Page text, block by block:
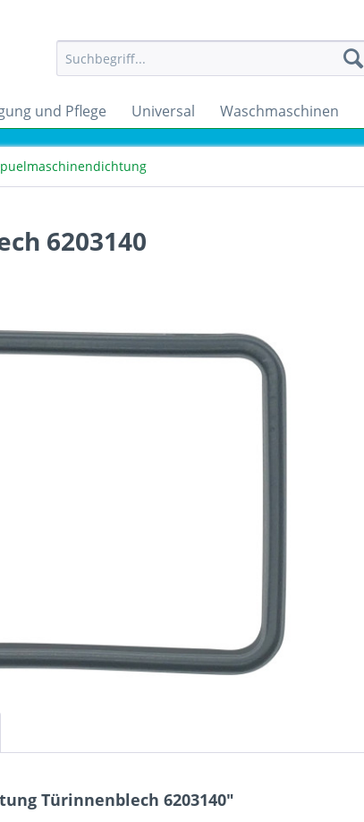
und Pflege Universal Waschmaschinen
6203140
Türinnenblech 6203140"